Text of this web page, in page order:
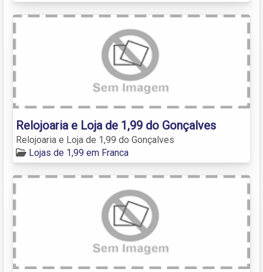
Relojoaria e Loja de 1,99 do Gonçalves
Relojoaria e Loja de 1,99 do Gonçalves
Lojas de 1,99 em Franca